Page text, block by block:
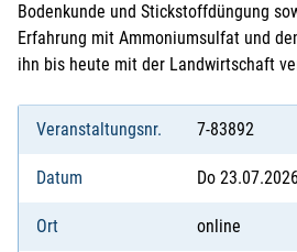
Bodenkunde und Stickstoffdüngung
Erfahrung mit Ammoniumsulfat und
ihn bis heute mit der Landwirtschaft
Veranstaltungsnr. 7-83892
Datum Do
Ort online